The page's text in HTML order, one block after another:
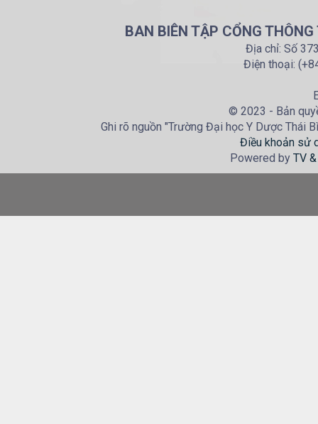
BAN BIÊN TẬP CỔNG
Địa chỉ: Số
Điện thoại:
© 2023 - Bản
Ghi rõ nguồn "Trường Đại học Y Dược Thái
Điều khoản sử
Powered by TV